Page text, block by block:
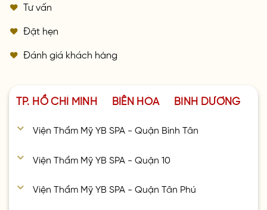
Tư vấn
Đặt hẹn
Đánh giá khách hàng
TP. HỒ CHÍ MINH BIÊN HÒA BÌNH DƯƠNG
Viện Thẩm Mỹ YB SPA - Quận Bình Tân
Viện Thẩm Mỹ YB SPA - Quận 10
Viện Thẩm Mỹ YB SPA - Quận Tân Phú